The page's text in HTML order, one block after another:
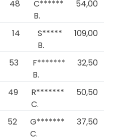
48
C******
B.
54,00
14
S*****
B.
109,00
53
F*******
B.
32,50
49
R*******
C.
50,50
52
G*******
C.
37,50